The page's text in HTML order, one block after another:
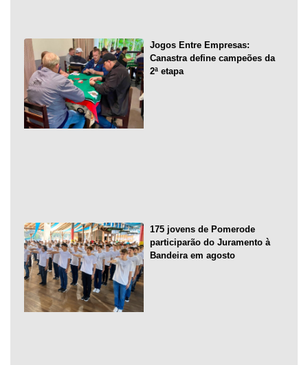
Jogos Entre Empresas:
Canastra define campeões da
2ª etapa
175 jovens de Pomerode
participarão do Juramento à
Bandeira em agosto